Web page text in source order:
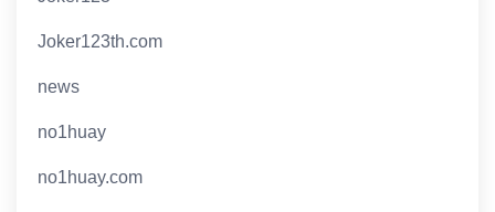
Joker123th.com
news
no1huay
no1huay.com